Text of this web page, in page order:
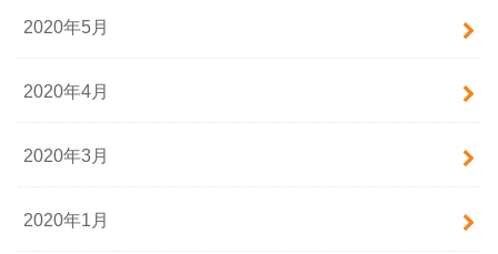
2020年5月
2020年4月
2020年3月
2020年1月